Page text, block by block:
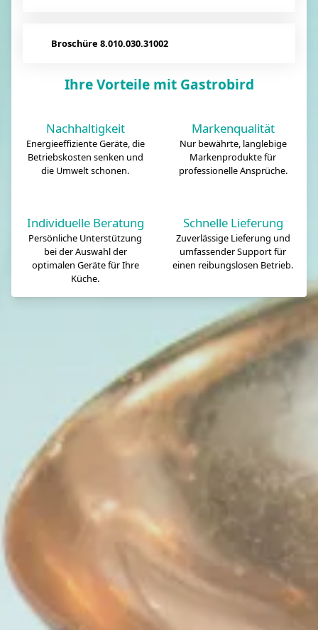
Broschüre 8.010.030.31002
Ihre Vorteile mit Gastrobird
Nachhaltigkeit
Energieeffiziente Geräte, die
Betriebskosten senken und
die Umwelt schonen.
Markenqualität
Nur bewährte, langlebige
Markenprodukte für
professionelle Ansprüche.
Individuelle Beratung
Persönliche Unterstützung
bei der Auswahl der
optimalen Geräte für Ihre
Küche.
Schnelle Lieferung
Zuverlässige Lieferung und
umfassender Support für
einen reibungslosen Betrieb.